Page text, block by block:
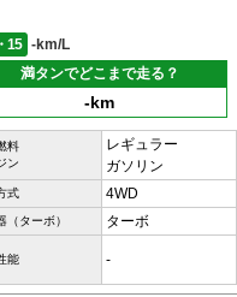
15
-km/L
満タンでどこまで走る？
-km
料
ン
レギュラー
ガソリン
式 4WD
（ターボ） ターボ
能 -